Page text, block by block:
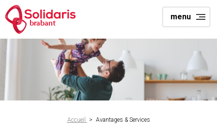
Aller
au
contenu
principal
menu
brabant
Accueil > Avantages & Services